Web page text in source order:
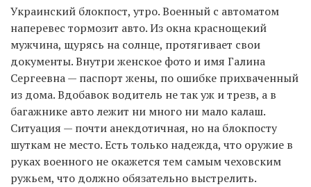
Украинский блокпост, утро. Военный с автоматом
наперевес тормозит авто. Из окна краснощекий
мужчина, щурясь на солнце, протягивает свои
документы. Внутри женское фото и имя Галина
Сергеевна — паспорт жены, по ошибке прихваченный
из дома. Вдобавок водитель не так уж и трезв, а в
багажнике авто лежит ни много ни мало калаш.
Ситуация — почти анекдотичная, но на блокпосту
шуткам не место. Есть только надежда, что оружие в
руках военного не окажется тем самым чеховским
ружьем, что должно обязательно выстрелить.